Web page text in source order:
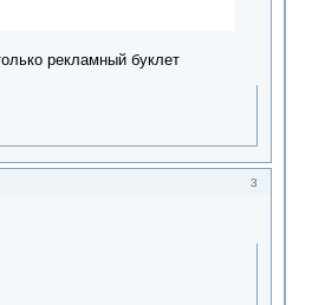
рекламный буклет
3